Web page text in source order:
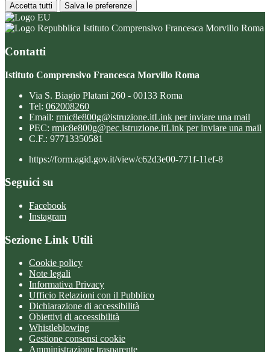
Accetta tutti Salva le preferenze
Istituto Comprensivo Francesca Morvillo Roma
Contatti
Istituto Comprensivo Francesca Morvillo Roma
Via S. Biagio Platani 260 - 00133 Roma
Tel: 062008260
Email: rmic8e800g@istruzione.itLink per inviare una mail
PEC: rmic8e800g@pec.istruzione.itLink per inviare una mail
C.F.: 97713350581
https://form.agid.gov.it/view/c62d3e00-771f-11ef-8
Seguici su
Facebook
Instagram
Sezione Link Utili
Cookie policy
Note legali
Informativa Privacy
Ufficio Relazioni con il Pubblico
Dichiarazione di accessibilità
Obiettivi di accessibilità
Whistleblowing
Gestione consensi cookie
Amministrazione trasparente